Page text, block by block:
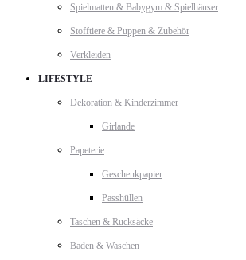
Spielmatten & Babygym & Spielhäuser
Stofftiere & Puppen & Zubehör
Verkleiden
LIFESTYLE
Dekoration & Kinderzimmer
Girlande
Papeterie
Geschenkpapier
Passhüllen
Taschen & Rucksäcke
Baden & Waschen